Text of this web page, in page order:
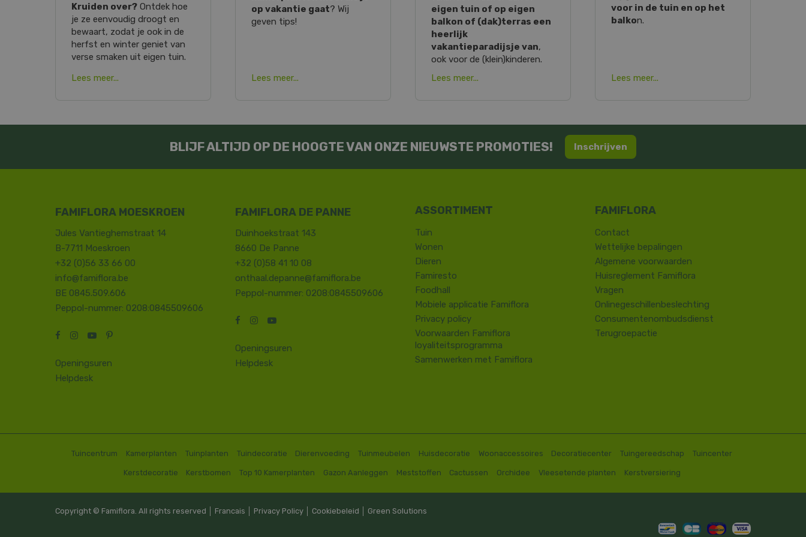
Kruiden over? Ontdek hoe
je ze eenvoudig droogt en
bewaart, zodat je ook in de
herfst en winter geniet van
verse smaken uit eigen tuin.
Lees meer...
op vakantie gaat? Wij
geven tips!
Lees meer...
eigen tuin of op eigen
balkon of (dak)terras een
heerlijk
vakantieparadijsje van,
ook voor de (klein)kinderen.
Lees meer...
voor in de tuin en op het
balkon.
Lees meer...
BLIJF ALTIJD OP DE HOOGTE VAN ONZE NIEUWSTE PROMOTIES! Inschrijven
FAMIFLORA MOESKROEN
Jules Vantieghemstraat 14
B-7711 Moeskroen
+32 (0)56 33 66 00
info@famiflora.be
BE 0845.509.606
Peppol-nummer: 0208:0845509606
Openingsuren
Helpdesk
FAMIFLORA DE PANNE
Duinhoekstraat 143
8660 De Panne
+32 (0)58 41 10 08
onthaal.depanne@famiflora.be
Peppol-nummer: 0208:0845509606
Openingsuren
Helpdesk
Tuin
Wonen
Dieren
Famiresto
Foodhall
Mobiele applicatie Famiflora
Privacy policy
Voorwaarden Famiflora
loyaliteitsprogramma
Samenwerken met Famiflora
Contact
​Wettelijke bepalingen
Algemene voorwaarden
Huisreglement Famiflora
Vragen
Onlinegeschillenbeslechting
Consumentenombudsdienst
Terugroepactie
Tuincentrum Kamerplanten Tuinplanten Tuindecoratie Dierenvoeding Tuinmeubelen Huisdecoratie Woonaccessoires Decoratiecenter Tuingereedschap Tuincenter
Kerstdecoratie Kerstbomen Top 10 Kamerplanten Gazon Aanleggen Meststoffen Cactussen Orchidee Vleesetende planten Kerstversiering
Copyright © Famiflora. All rights reserved │ Francais Privacy Policy Cookiebeleid Green Solutions